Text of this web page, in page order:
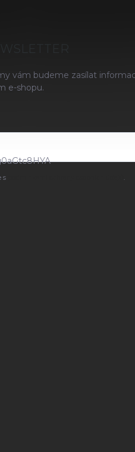
vám budeme zasílat
e-shopu.
s .